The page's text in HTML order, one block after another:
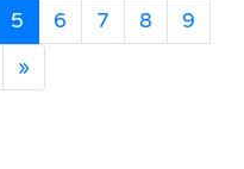
5(目前頁次)
6 7 8 9
一頁
»最後頁